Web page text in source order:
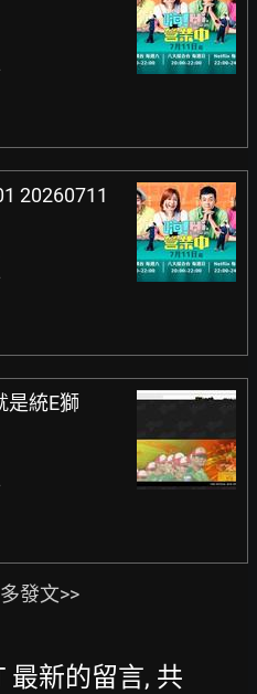
20260711
是統E獅
發文>>
最新的留言, 共